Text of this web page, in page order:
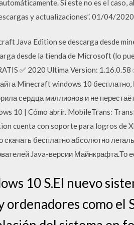
Si este no es el
y actualizaciones”. 01/04/2020
Java Edition se descarga desde
desde la tienda de Microsoft (lo
✅ 2020 Ultima Version: 1.16.0.58
Minecraft windows 10
сердца миллионов и не
10 | Cómo abrir. MobileTrans:
cuenta con soporte para logros de
бесплатно абсолютно
Java-версии Майнкрафта.То
10 S.El nuevo
como el